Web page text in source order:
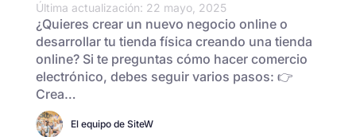
Última actualización: 22 mayo, 2025
¿Quieres crear un nuevo negocio online o
desarrollar tu tienda física creando una tienda
online? Si te preguntas cómo hacer comercio
electrónico, debes seguir varios pasos: 👉
Crea…
El equipo de SiteW